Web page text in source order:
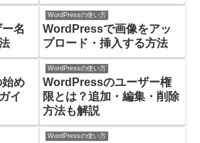
名
WordPressの使い方
WordPressで画像をアッ
プロード・挿入する方法
め
イ
WordPressの使い方
WordPressのユーザー権
限とは？追加・編集・削除
方法も解説
WordPressの使い方